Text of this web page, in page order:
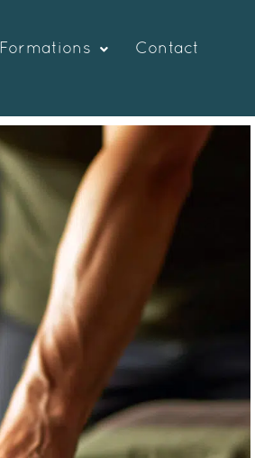
Formations Contact